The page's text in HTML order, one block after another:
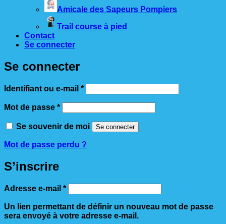
Amicale des Sapeurs Pompiers
Trail course à pied
Contact
Se connecter
Se connecter
Identifiant ou e-mail *Obligatoire
Mot de passe *Obligatoire
Se souvenir de moi Se connecter
Mot de passe perdu ?
S’inscrire
Adresse e-mail *Obligatoire
Un lien permettant de définir un nouveau mot de passe
sera envoyé à votre adresse e-mail.